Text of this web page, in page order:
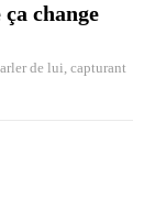
change
de lui, capturant